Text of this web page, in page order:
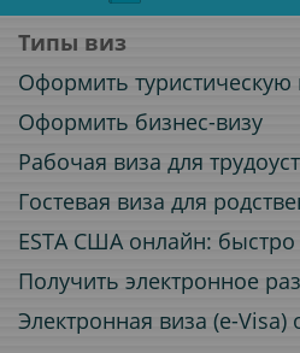
Типы виз
Оформить туристическую
Оформить бизнес-визу
Рабочая виза для
Гостевая виза для
ESTA США онлайн:
Получить электронное
Электронная виза (e-Visa)